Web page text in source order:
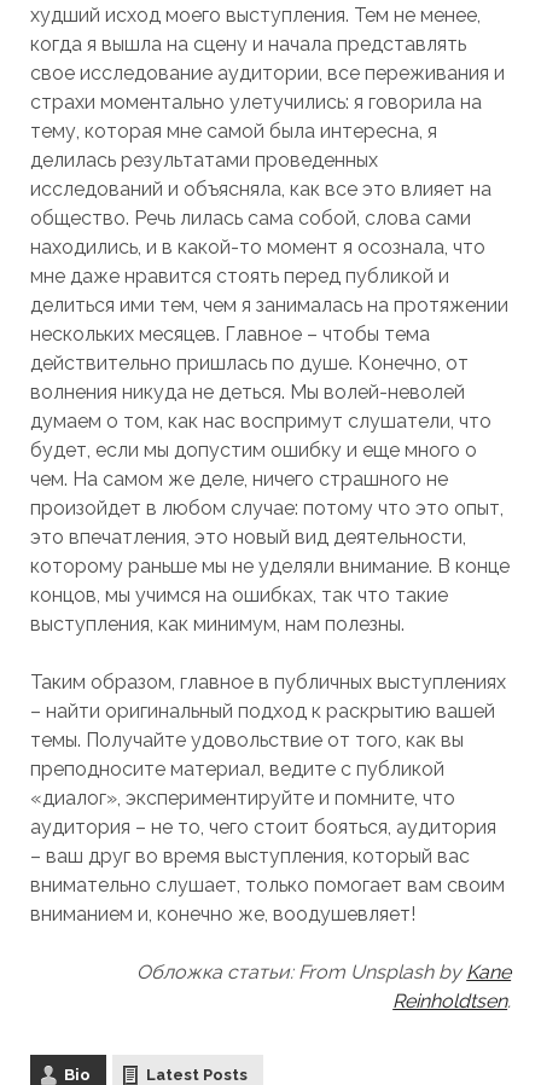
худший исход моего выступления. Тем не менее,
когда я вышла на сцену и начала представлять
свое исследование аудитории, все переживания и
страхи моментально улетучились: я говорила на
тему, которая мне самой была интересна, я
делилась результатами проведенных
исследований и объясняла, как все это влияет на
общество. Речь лилась сама собой, слова сами
находились, и в какой-то момент я осознала, что
мне даже нравится стоять перед публикой и
делиться ими тем, чем я занималась на протяжении
нескольких месяцев. Главное – чтобы тема
действительно пришлась по душе. Конечно, от
волнения никуда не деться. Мы волей-неволей
думаем о том, как нас воспримут слушатели, что
будет, если мы допустим ошибку и еще много о
чем. На самом же деле, ничего страшного не
произойдет в любом случае: потому что это опыт,
это впечатления, это новый вид деятельности,
которому раньше мы не уделяли внимание. В конце
концов, мы учимся на ошибках, так что такие
выступления, как минимум, нам полезны.
Таким образом, главное в публичных выступлениях
– найти оригинальный подход к раскрытию вашей
темы. Получайте удовольствие от того, как вы
преподносите материал, ведите с публикой
«диалог», экспериментируйте и помните, что
аудитория – не то, чего стоит бояться, аудитория
– ваш друг во время выступления, который вас
внимательно слушает, только помогает вам своим
вниманием и, конечно же, воодушевляет!
Обложка статьи: From Unsplash by Kane
Reinholdtsen.
Bio Latest Posts